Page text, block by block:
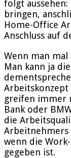
folgt aussehen:
bringen,
Home-Office
Anschluss auf
Wenn man
Man kann ja
Arbeitskonzept
greifen immer
Bank oder
die
Arbeitnehmers
wenn die
gegeben ist.